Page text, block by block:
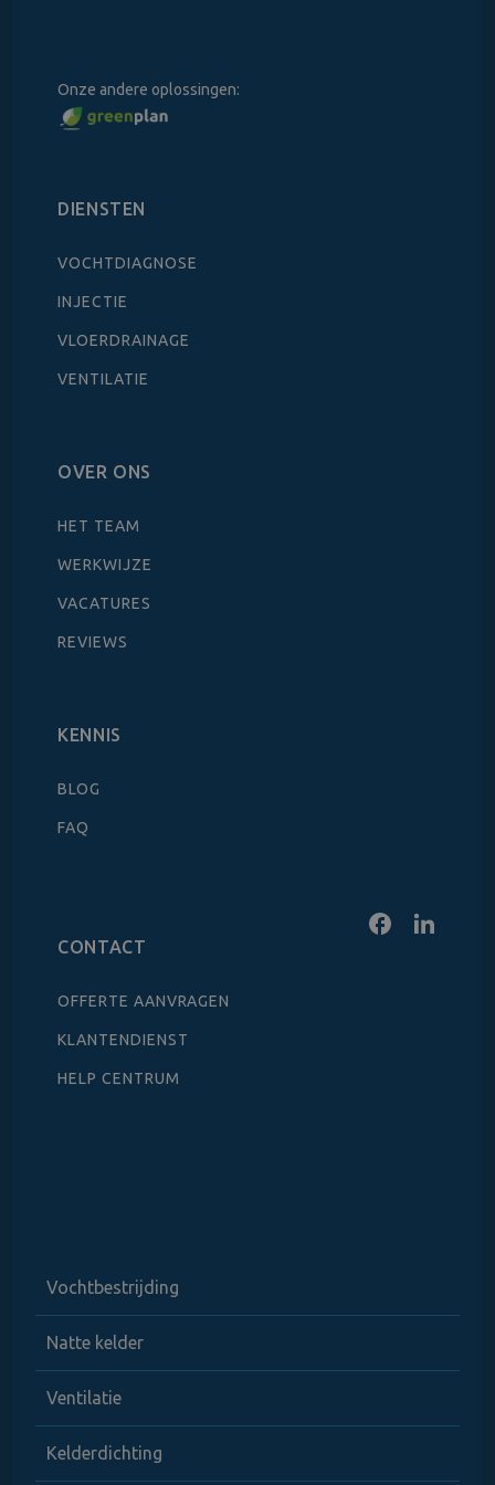
Onze andere oplossingen:
DIENSTEN
VOCHTDIAGNOSE
INJECTIE
VLOERDRAINAGE
VENTILATIE
OVER ONS
HET TEAM
WERKWIJZE
VACATURES
REVIEWS
KENNIS
BLOG
FAQ
CONTACT
OFFERTE AANVRAGEN
KLANTENDIENST
HELP CENTRUM
Vochtbestrijding
Natte kelder
Ventilatie
Kelderdichting